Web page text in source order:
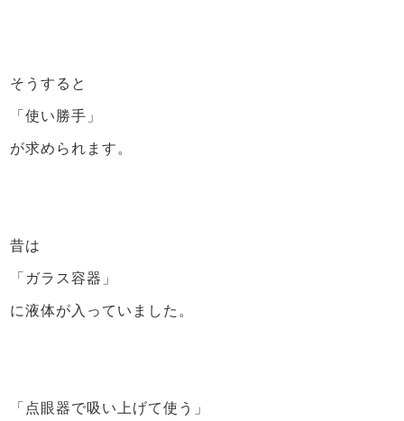
そうすると
「使い勝手」
が求められます。
昔は
「ガラス容器」
に液体が入っていました。
「点眼器で吸い上げて使う」